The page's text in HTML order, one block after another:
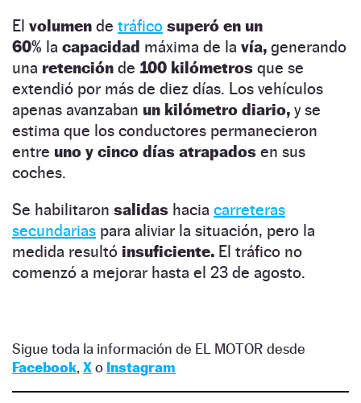
El volumen de tráfico superó en un
60% la capacidad máxima de la vía, generando
una retención de 100 kilómetros que se
extendió por más de diez días. Los vehículos
apenas avanzaban un kilómetro diario, y se
estima que los conductores permanecieron
entre uno y cinco días atrapados en sus
coches.
Se habilitaron salidas hacia carreteras
secundarias para aliviar la situación, pero la
medida resultó insuficiente. El tráfico no
comenzó a mejorar hasta el 23 de agosto.
Sigue toda la información de EL MOTOR desde
Facebook, Xo Instagram